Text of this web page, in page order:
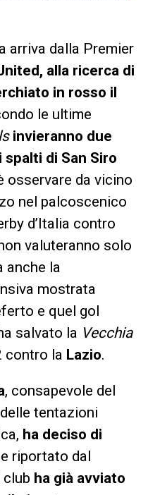
arriva dalla Premier
alla ricerca di
in rosso il
le ultime
invieranno due
di San Siro
osservare da vicino
nel palcoscenico
d’Italia contro
valuteranno solo
anche la
mostrata
e quel gol
salvato la Vecchia
contro la Lazio.
, consapevole del
tentazioni
ha deciso di
riportato dal
club ha già avviato